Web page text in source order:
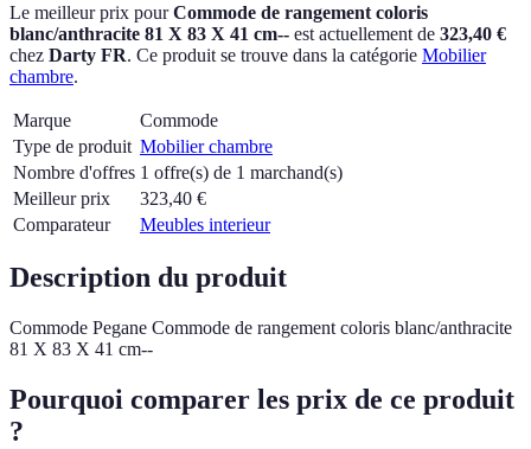
Le meilleur prix pourCommode de rangement coloris
blanc/anthracite 81 X 83 X 41 cm-- est actuellement de 323,40 €
chez Darty FR. Ce produit se trouve dans la catégorie Mobilier
chambre.
Marque
Commode
Type de produit Mobilier chambre
Nombre d'offres 1 offre(s) de 1 marchand(s)
Meilleur prix
323,40 €
Comparateur
Meubles interieur
Description du produit
Commode Pegane Commode de rangement coloris blanc/anthracite
81 X 83 X 41 cm--
Pourquoi comparer les prix de ce produit
?